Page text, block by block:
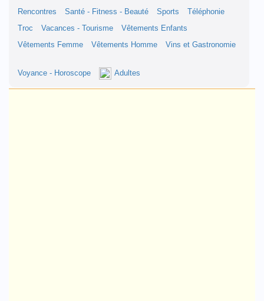
Rencontres
Santé - Fitness - Beauté Sports
Téléphonie
Troc
Vacances - Tourisme
Vêtements Enfants
Vêtements Femme
Vêtements Homme Vins et Gastronomie
Voyance - Horoscope Adultes